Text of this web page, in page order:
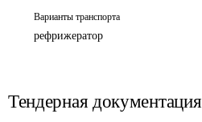
Варианты транспорта
рефрижератор
Тендерная документация